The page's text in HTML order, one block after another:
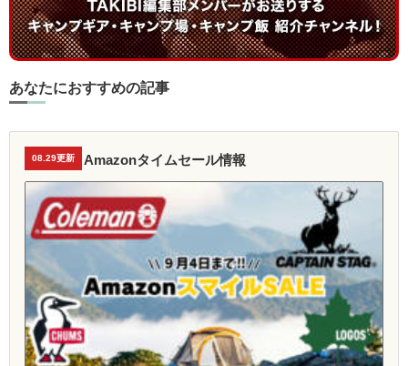
あなたにおすすめの記事
08.29更新 Amazonタイムセール情報